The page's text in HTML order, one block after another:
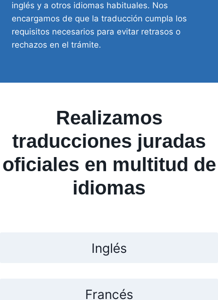
inglés y a otros idiomas habituales. Nos
encargamos de que la traducción cumpla los
requisitos necesarios para evitar retrasos o
rechazos en el trámite.
Realizamos
traducciones juradas
oficiales en multitud de
idiomas
Inglés
Francés